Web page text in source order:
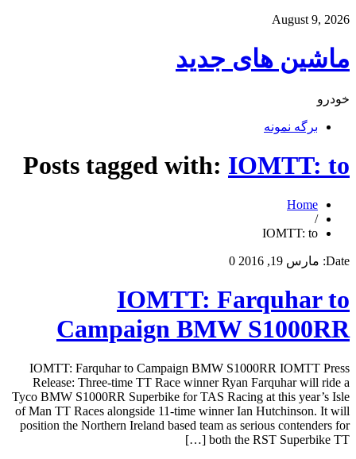
August 9, 2026
ماشین های جدید
خودرو
برگه نمونه
Posts tagged with: IOMTT: to
Home
/
IOMTT: to
Date: مارس 19, 2016 0
IOMTT: Farquhar to
Campaign BMW S1000RR
IOMTT: Farquhar to Campaign BMW S1000RR IOMTT Press
Release: Three-time TT Race winner Ryan Farquhar will ride a
Tyco BMW S1000RR Superbike for TAS Racing at this year’s Isle
of Man TT Races alongside 11-time winner Ian Hutchinson. It will
position the Northern Ireland based team as serious contenders for
both the RST Superbike TT […]